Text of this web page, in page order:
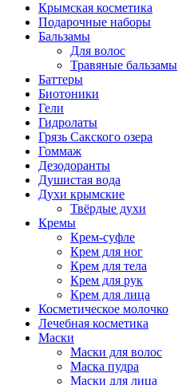
Крымская косметика
Подарочные наборы
Бальзамы
Для волос
Травяные бальзамы
Баттеры
Биотоники
Гели
Гидролаты
Грязь Сакского озера
Гоммаж
Дезодоранты
Душистая вода
Духи крымские
Твёрдые духи
Кремы
Крем-суфле
Крем для ног
Крем для тела
Крем для рук
Крем для лица
Косметическое молочко
Лечебная косметика
Маски
Маски для волос
Маска пудра
Маски для лица